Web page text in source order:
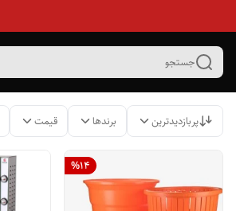
جستجو
پربازدیدترین برندها قیمت
%14